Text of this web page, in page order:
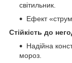
світильник.
Ефект
Стійкість до
Надійна
мороз.